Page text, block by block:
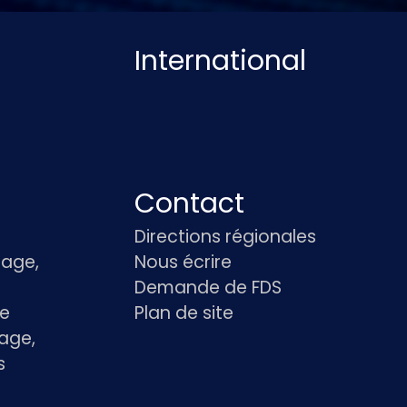
International
Contact
Directions régionales
Nous écrire
Demande de FDS
Plan de site